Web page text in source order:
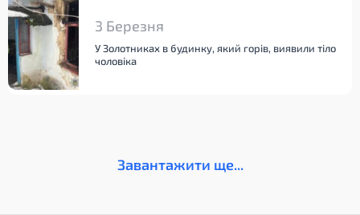
3 Березня
У Золотниках в будинку, який горів, виявили тіло
чоловіка
Завантажити ще...